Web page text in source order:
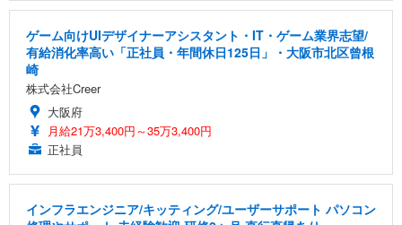
ゲーム向けUIデザイナーアシスタント・IT・ゲーム業界志望/
有給消化率高い「正社員・年間休日125日」・大阪市北区曾根
崎
株式会社Creer
大阪府
月給21万3,400円～35万3,400円
正社員
インフラエンジニア/キッティング/ユーザーサポート パソコン